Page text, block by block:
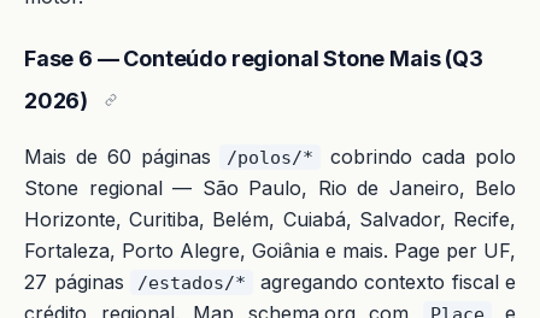
Fase 6 — Conteúdo regional Stone Mais (Q3
2026)
Mais de 60 páginas /polos/*
cobrindo cada polo
Stone regional — São Paulo, Rio de Janeiro, Belo
Horizonte, Curitiba, Belém, Cuiabá, Salvador, Recife,
Fortaleza, Porto Alegre, Goiânia e mais. Page per UF,
27 páginas
/estados/*
agregando contexto fiscal e
crédito regional. Map schema.org com
Place e